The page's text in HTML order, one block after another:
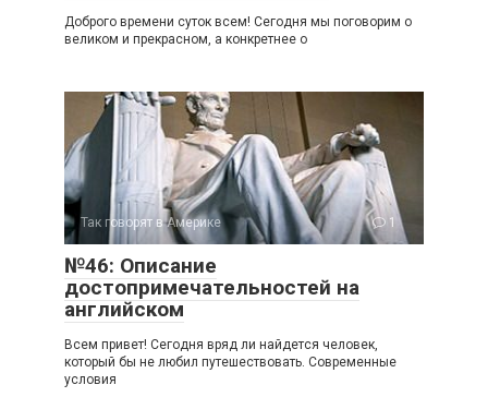
Доброго времени суток всем! Сегодня мы поговорим о
великом и прекрасном, а конкретнее о
Так говорят в Америке 1
№46: Описание
достопримечательностей на
английском
Всем привет! Сегодня вряд ли найдется человек,
который бы не любил путешествовать. Современные
условия